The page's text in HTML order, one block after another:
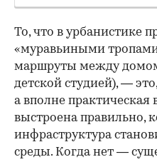
То, что в урбанистике
«муравьиными
маршруты между
детской студией), —
а вполне практическая
выстроена правильно,
инфраструктура
среды. Когда нет —